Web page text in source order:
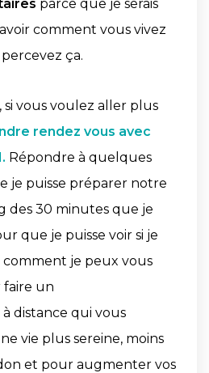
parce que je serais
comment vous vivez
ça.
si vous voulez aller plus
rendez vous avec
Répondre à quelques
je puisse préparer notre
des 30 minutes que je
que je puisse voir si je
je peux vous
faire un
distance qui vous
vie plus sereine, moins
et pour augmenter vos